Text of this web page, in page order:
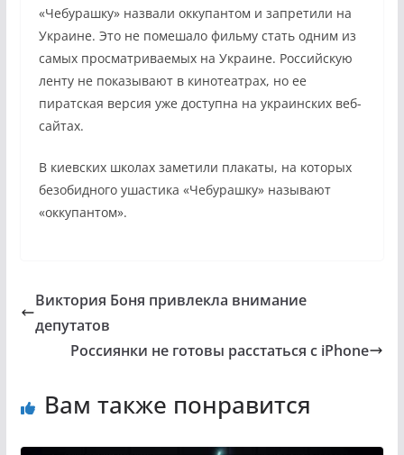
«Чебурашку» назвали оккупантом и запретили на
Украине. Это не помешало фильму стать одним из
самых просматриваемых на Украине. Российскую
ленту не показывают в кинотеатрах, но ее
пиратская версия уже доступна на украинских веб-
сайтах.
В киевских школах заметили плакаты, на которых
безобидного ушастика «Чебурашку» называют
«оккупантом».
Виктория Боня привлекла внимание
депутатов
Россиянки не готовы расстаться с iPhone
Вам также понравится